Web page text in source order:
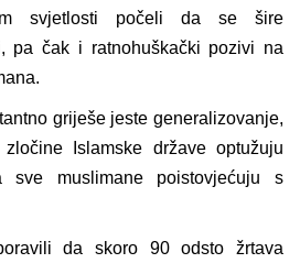
svjetlosti počeli da se šire
pa čak i ratnohuškački pozivi na
griješe jeste generalizovanje,
Islamske države optužuju
muslimane poistovjećuju s
da skoro 90 odsto žrtava